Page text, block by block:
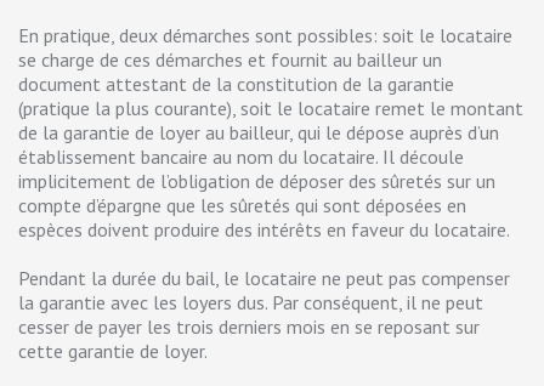
En pratique, deux démarches sont possibles: soit le locataire
se charge de ces démarches et fournit au bailleur un
document attestant de la constitution de la garantie
(pratique la plus courante), soit le locataire remet le montant
de la garantie de loyer au bailleur, qui le dépose auprès d’un
établissement bancaire au nom du locataire. Il découle
implicitement de l’obligation de déposer des sûretés sur un
compte d’épargne que les sûretés qui sont déposées en
espèces doivent produire des intérêts en faveur du locataire.
Pendant la durée du bail, le locataire ne peut pas compenser
la garantie avec les loyers dus. Par conséquent, il ne peut
cesser de payer les trois derniers mois en se reposant sur
cette garantie de loyer.